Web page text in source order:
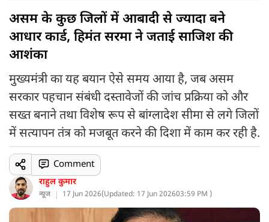
असम के कुछ जिलों में आबादी से ज्यादा बने
आधार कार्ड, हिमंत सरमा ने जताई साजिश की
आशंका
मुख्यमंत्री का यह बयान ऐसे समय आया है, जब असम
सरकार पहचान संबंधी दस्तावेजों की जांच प्रक्रिया को और
सख्त बनाने तथा विशेष रूप से बांग्लादेश सीमा से लगे जिलों
में सत्यापन तंत्र को मजबूत करने की दिशा में काम कर रही है.
राहुल कुमार
न्यूज 17 Jun 2026(Updated: 17 Jun 202603:59 PM )
Comment